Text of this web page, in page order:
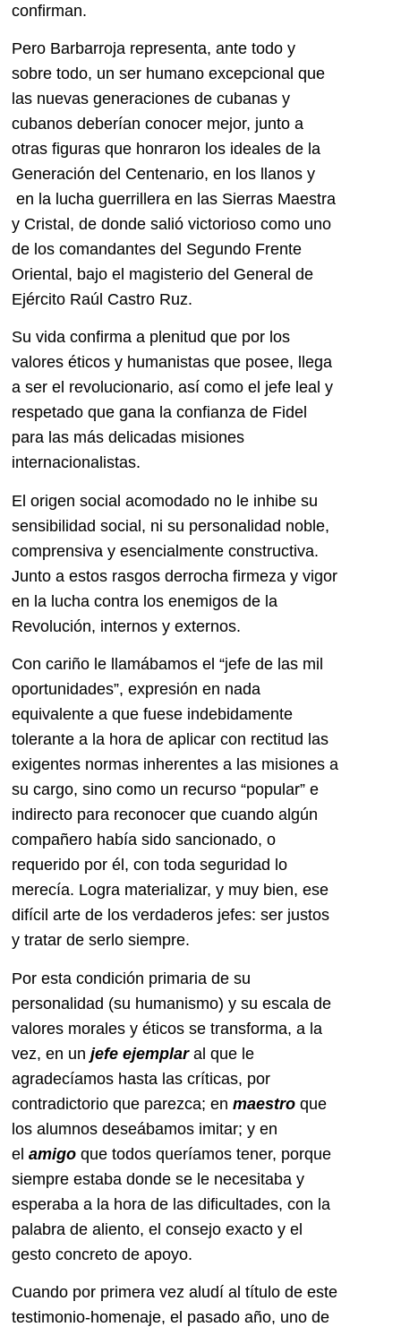
confirman.
Pero Barbarroja representa, ante todo y
sobre todo, un ser humano excepcional que
las nuevas generaciones de cubanas y
cubanos deberían conocer mejor, junto a
otras figuras que honraron los ideales de la
Generación del Centenario, en los llanos y
en la lucha guerrillera en las Sierras Maestra
y Cristal, de donde salió victorioso como uno
de los comandantes del Segundo Frente
Oriental, bajo el magisterio del General de
Ejército Raúl Castro Ruz.
Su vida confirma a plenitud que por los
valores éticos y humanistas que posee, llega
a ser el revolucionario, así como el jefe leal y
respetado que gana la confianza de Fidel
para las más delicadas misiones
internacionalistas.
El origen social acomodado no le inhibe su
sensibilidad social, ni su personalidad noble,
comprensiva y esencialmente constructiva.
Junto a estos rasgos derrocha firmeza y vigor
en la lucha contra los enemigos de la
Revolución, internos y externos.
Con cariño le llamábamos el “jefe de las mil
oportunidades”, expresión en nada
equivalente a que fuese indebidamente
tolerante a la hora de aplicar con rectitud las
exigentes normas inherentes a las misiones a
su cargo, sino como un recurso “popular” e
indirecto para reconocer que cuando algún
compañero había sido sancionado, o
requerido por él, con toda seguridad lo
merecía. Logra materializar, y muy bien, ese
difícil arte de los verdaderos jefes: ser justos
y tratar de serlo siempre.
Por esta condición primaria de su
personalidad (su humanismo) y su escala de
valores morales y éticos se transforma, a la
vez, en un jefe ejemplaral que le
agradecíamos hasta las críticas, por
contradictorio que parezca; en maestro que
los alumnos deseábamos imitar; y en
el amigo que todos queríamos tener, porque
siempre estaba donde se le necesitaba y
esperaba a la hora de las dificultades, con la
palabra de aliento, el consejo exacto y el
gesto concreto de apoyo.
Cuando por primera vez aludí al título de este
testimonio-homenaje, el pasado año, uno de